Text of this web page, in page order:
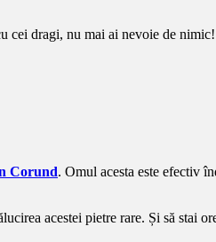
cei dragi, nu mai ai nevoie de
Corund. Omul acesta este efectiv
acestei pietre rare. Și să stai